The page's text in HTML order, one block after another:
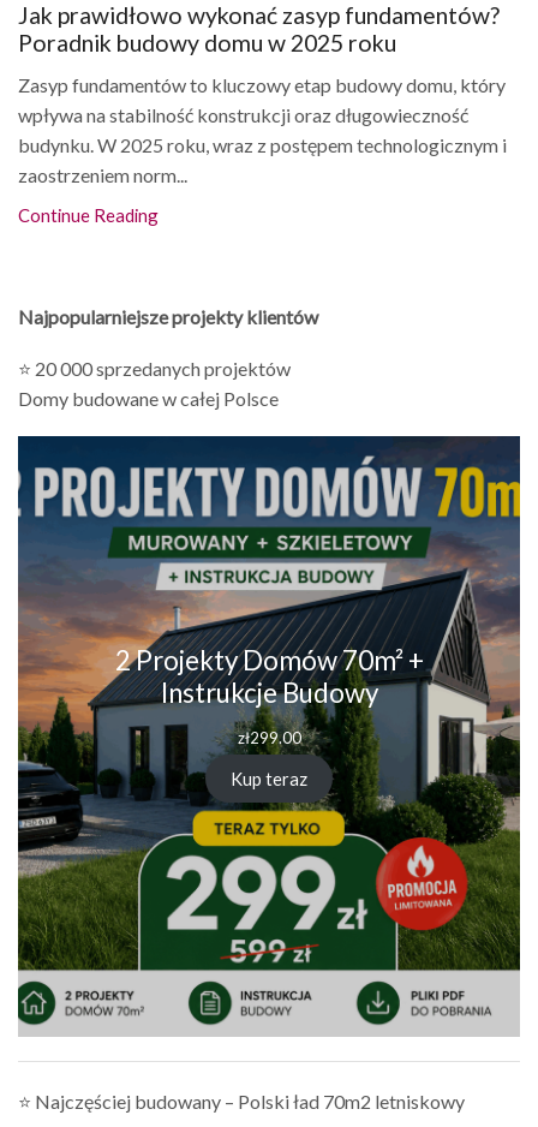
Jak prawidłowo wykonać zasyp fundamentów?
Poradnik budowy domu w 2025 roku
Zasyp fundamentów to kluczowy etap budowy domu, który
wpływa na stabilność konstrukcji oraz długowieczność
budynku. W 2025 roku, wraz z postępem technologicznym i
zaostrzeniem norm...
Continue Reading
Najpopularniejsze projekty klientów
⭐ 20 000 sprzedanych projektów
Domy budowane w całej Polsce
2 Projekty Domów 70m² +
Instrukcje Budowy
zł299.00
Kup teraz
⭐ Najczęściej budowany – Polski ład 70m2 letniskowy